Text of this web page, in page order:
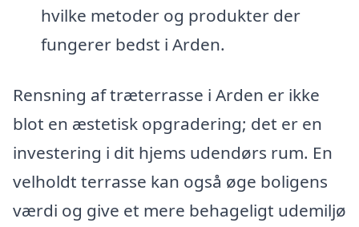
hvilke metoder og produkter der
fungerer bedst i Arden.
Rensning af træterrasse i Arden er ikke
blot en æstetisk opgradering; det er en
investering i dit hjems udendørs rum. En
velholdt terrasse kan også øge boligens
værdi og give et mere behageligt udemiljø